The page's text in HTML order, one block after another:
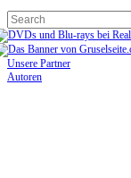
Unsere Partner
Autoren